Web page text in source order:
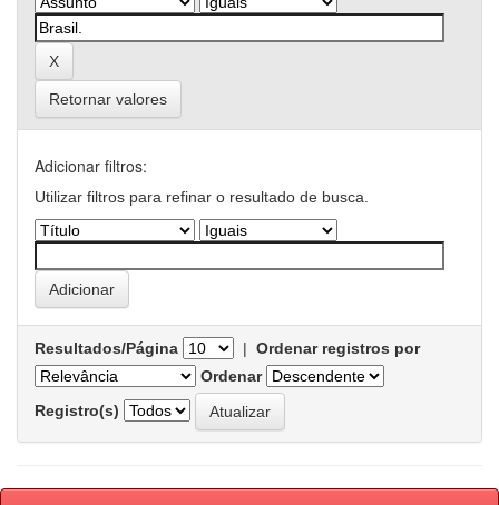
Retornar valores
Adicionar filtros:
Utilizar filtros para refinar o resultado de busca.
Resultados/Página | Ordenar registros por
Ordenar
Registro(s)